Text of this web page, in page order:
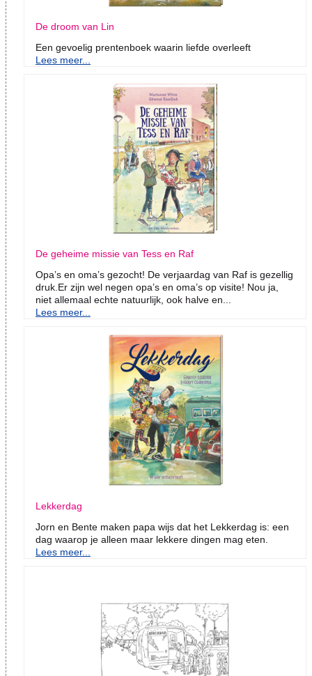
De droom van Lin
Een gevoelig prentenboek waarin liefde overleeft
Lees meer...
De geheime missie van Tess en Raf
Opa’s en oma’s gezocht! De verjaardag van Raf is gezellig
druk.Er zijn wel negen opa’s en oma’s op visite! Nou ja,
niet allemaal echte natuurlijk, ook halve en...
Lees meer...
Lekkerdag
Jorn en Bente maken papa wijs dat het Lekkerdag is: een
dag waarop je alleen maar lekkere dingen mag eten.
Lees meer...